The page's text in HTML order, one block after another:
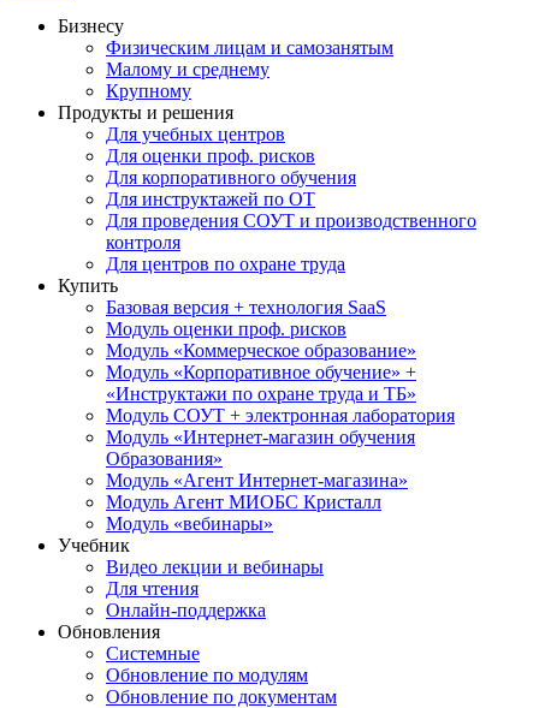
Бизнесу
Физическим лицам и самозанятым
Малому и среднему
Крупному
Продукты и решения
Для учебных центров
Для оценки проф. рисков
Для корпоративного обучения
Для инструктажей по ОТ
Для проведения СОУТ и производственного
контроля
Для центров по охране труда
Купить
Базовая версия + технология SaaS
Модуль оценки проф. рисков
Модуль «Коммерческое образование»
Модуль «Корпоративное обучение» +
«Инструктажи по охране труда и ТБ»
Модуль СОУТ + электронная лаборатория
Модуль «Интернет-магазин обучения
Образования»
Модуль «Агент Интернет-магазина»
Модуль Агент МИОБС Кристалл
Модуль «вебинары»
Учебник
Видео лекции и вебинары
Для чтения
Онлайн-поддержка
Обновления
Системные
Обновление по модулям
Обновление по документам